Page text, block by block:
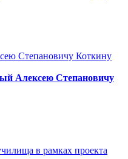
Алексею Степановичу